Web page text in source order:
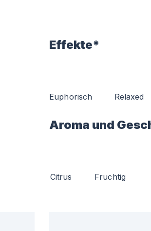
Effekte*
Euphorisch Relaxed
Aroma und
Citrus Fruchtig